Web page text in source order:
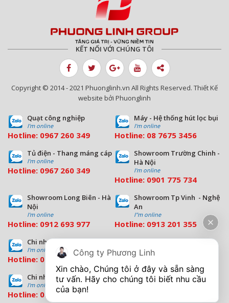
KẾT NỐI VỚI CHÚNG TÔI
Copyright © 2014 - 2021 Phuonglinh.vn All Rights Reserved. Thiết Kế
website bởi Phuonglinh
Quạt công nghiệp
I'm online
Hotline: 0967 260 349
Máy - Hệ thống hút lọc bụi
I'm online
Hotline: 08 7675 3456
Tủ điện - Thang máng cáp
I'm online
Hotline: 0967 260 349
Showroom Trường Chinh -
Hà Nội
I'm online
Hotline: 0901 775 734
Showroom Long Biên - Hà
Nội
I'm online
Hotline: 0912 693 977
Showroom Tp Vinh - Nghệ
An
I''m online
Hotline: 0913 201 355
Chi nhánh Đà Nẵng
I'm online
Hotline: 0963 544 563
Chi nhánh Hồ Chí Minh
I'm online
Hotline:
Chi nhánh Bình Dương
I'm online
Hotline: 0933 569 039
Công ty Phương Linh
Xin chào, Chúng tôi ở đây và sẵn sàng
tư vấn. Hãy cho chúng tôi biết nhu cầu